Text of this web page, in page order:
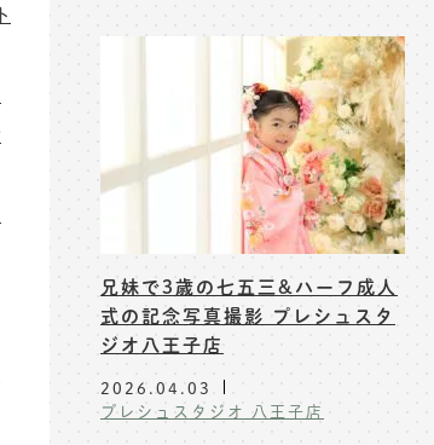
兄妹で3歳の七五三&ハーフ成人
式の記念写真撮影 プレシュスタ
ジオ八王子店
2026.04.03
プレシュスタジオ 八王子店